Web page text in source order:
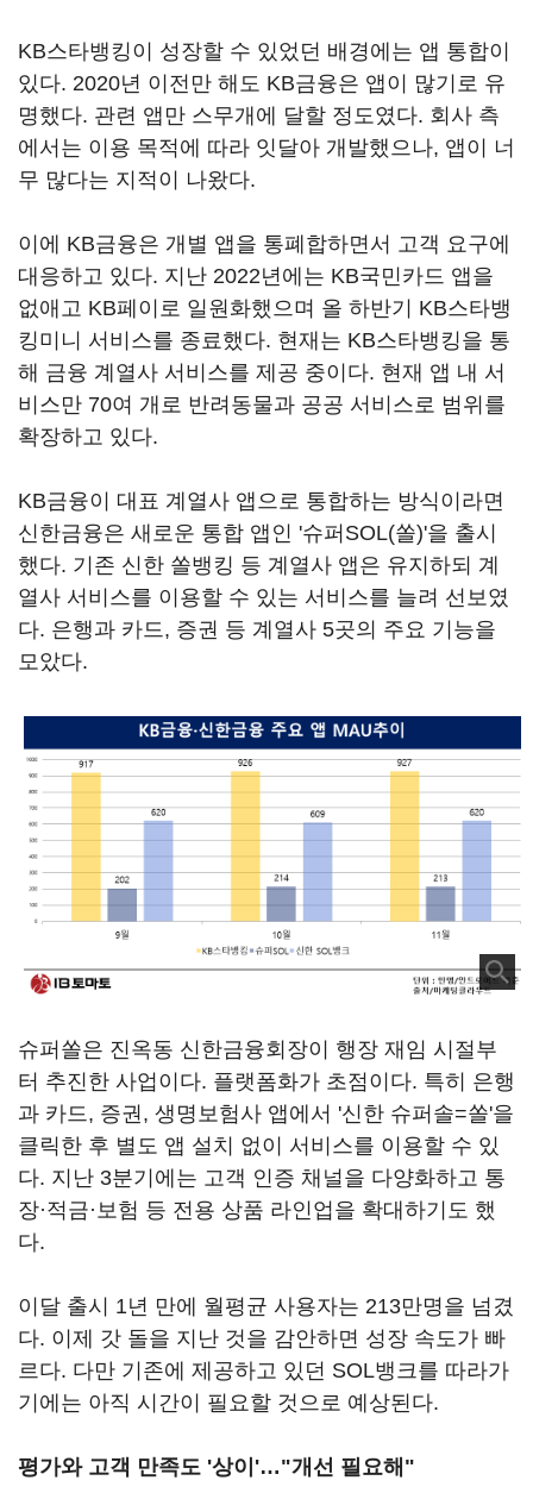
KB스타뱅킹이 성장할 수 있었던 배경에는 앱 통합이
있다. 2020년 이전만 해도 KB금융은 앱이 많기로 유
명했다. 관련 앱만 스무개에 달할 정도였다. 회사 측
에서는 이용 목적에 따라 잇달아 개발했으나, 앱이 너
무 많다는 지적이 나왔다.
이에 KB금융은 개별 앱을 통폐합하면서 고객 요구에
대응하고 있다. 지난 2022년에는 KB국민카드 앱을
없애고 KB페이로 일원화했으며 올 하반기 KB스타뱅
킹미니 서비스를 종료했다. 현재는 KB스타뱅킹을 통
해 금융 계열사 서비스를 제공 중이다. 현재 앱 내 서
비스만 70여 개로 반려동물과 공공 서비스로 범위를
확장하고 있다.
KB금융이 대표 계열사 앱으로 통합하는 방식이라면
신한금융은 새로운 통합 앱인 '슈퍼SOL(쏠)'을 출시
했다. 기존 신한 쏠뱅킹 등 계열사 앱은 유지하되 계
열사 서비스를 이용할 수 있는 서비스를 늘려 선보였
다. 은행과 카드, 증권 등 계열사 5곳의 주요 기능을
모았다.
슈퍼쏠은 진옥동 신한금융회장이 행장 재임 시절부
터 추진한 사업이다. 플랫폼화가 초점이다. 특히 은행
과 카드, 증권, 생명보험사 앱에서 '신한 슈퍼솔=쏠'을
클릭한 후 별도 앱 설치 없이 서비스를 이용할 수 있
다. 지난 3분기에는 고객 인증 채널을 다양화하고 통
장·적금·보험 등 전용 상품 라인업을 확대하기도 했
다.
이달 출시 1년 만에 월평균 사용자는 213만명을 넘겼
다. 이제 갓 돌을 지난 것을 감안하면 성장 속도가 빠
르다. 다만 기존에 제공하고 있던 SOL뱅크를 따라가
기에는 아직 시간이 필요할 것으로 예상된다.
평가와 고객 만족도 '상이'…"개선 필요해"